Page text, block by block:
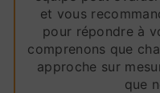
et vous
pour répondre à
comprenons que
approche sur
que